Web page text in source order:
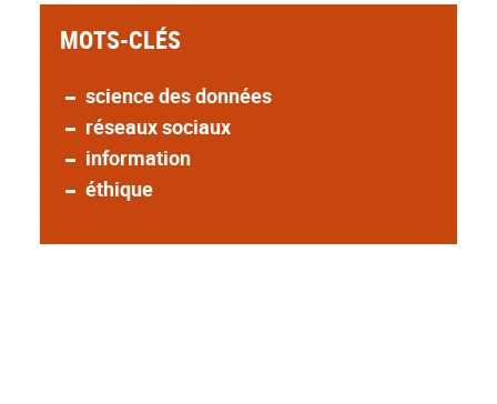
MOTS-CLÉS
science des données
réseaux sociaux
information
éthique